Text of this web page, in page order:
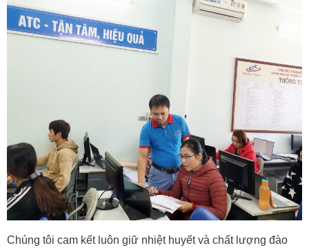
Chúng tôi cam kết luôn giữ nhiệt huyết và chất lượng đào